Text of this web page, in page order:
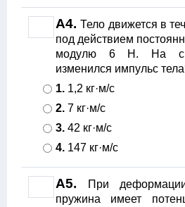
А4.Тело движется в
под действием
модулю 6 Н. На
изменился импульс
1. 1,2 кг·м/с
2. 7 кг·м/с
3. 42 кг·м/с
4. 147 кг·м/с
А5.
При
пружина имеет